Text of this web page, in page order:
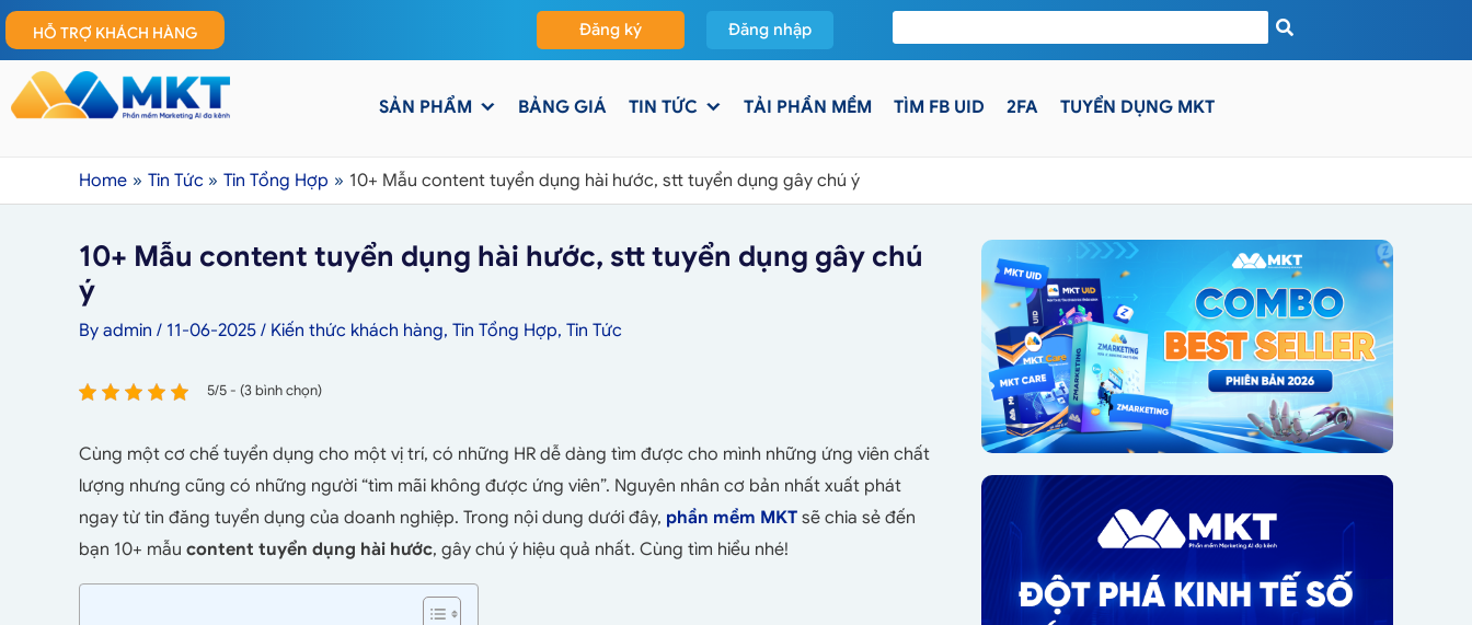
HỖ TRỢ KHÁCH HÀNG Đăng ký Đăng nhập
SẢN PHẨM BẢNG GIÁ TIN TỨC TẢI PHẦN MỀM TÌM FB UID 2FA TUYỂN DỤNG MKT
Home Tin Tức Tin Tổng Hợp 10+ Mẫu content tuyển dụng hài hước, stt tuyển dụng gây chú ý
10+ Mẫu content tuyển dụng hài hước, stt tuyển dụng gây chú
ý
By admin / 11-06-2025 / Kiến thức khách hàng, Tin Tổng Hợp, Tin Tức
5/5 - (3 bình chọn)
Cùng một cơ chế tuyển dụng cho một vị trí, có những HR dễ dàng tìm được cho mình những ứng viên chất
lượng nhưng cũng có những người “tìm mãi không được ứng viên”. Nguyên nhân cơ bản nhất xuất phát
ngay từ tin đăng tuyển dụng của doanh nghiệp. Trong nội dung dưới đây, phần mềm MKT sẽ chia sẻ đến
bạn 10+ mẫu content tuyển dụng hài hước, gây chú ý hiệu quả nhất. Cùng tìm hiểu nhé!